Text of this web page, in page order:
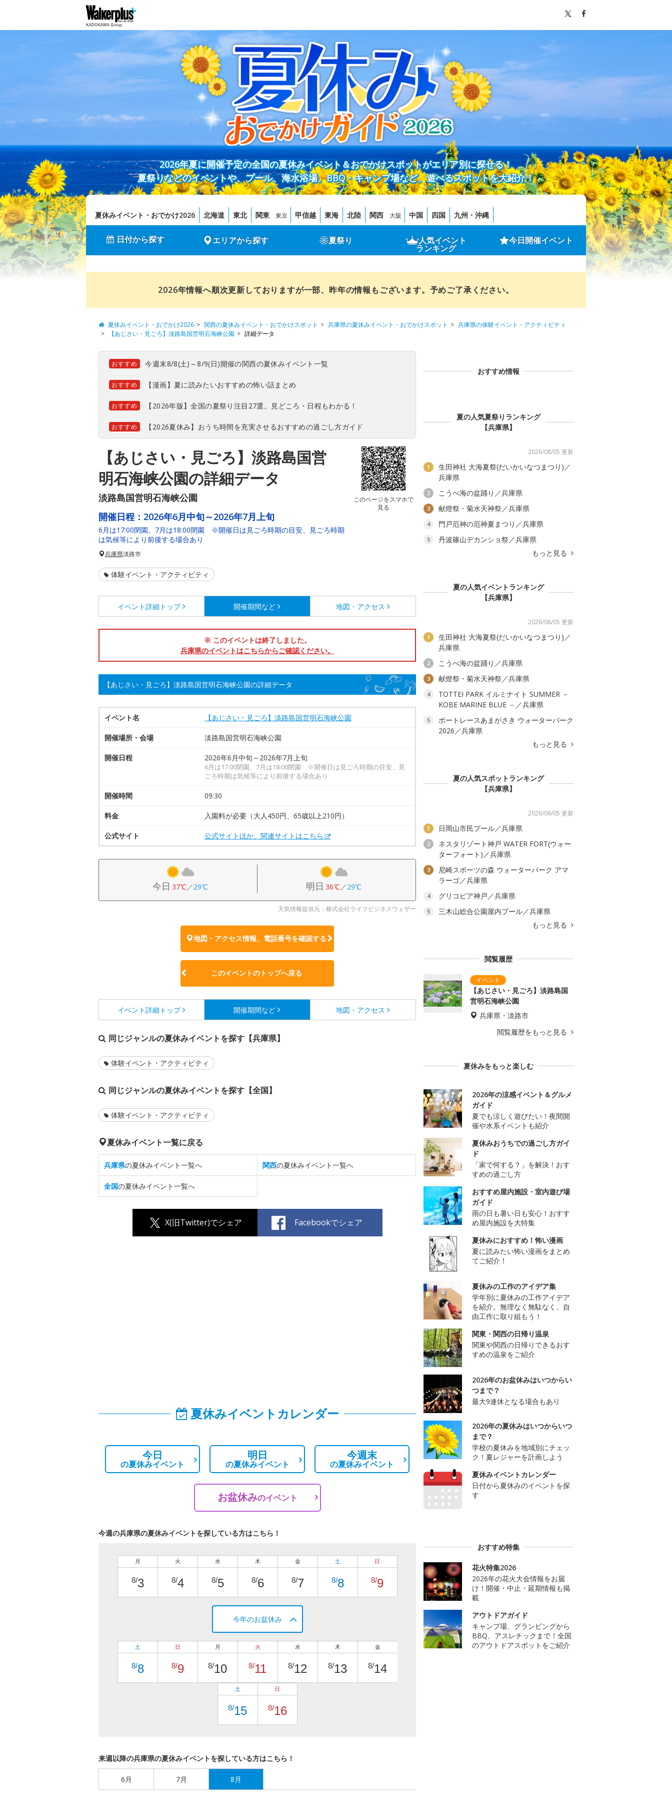
2026年夏に開催予定の全国の夏休みイベント＆おでかけスポットがエリア別に探せる！
夏祭りなどのイベントや、プール、海水浴場、BBQ・キャンプ場など、遊べるスポットを大紹介！
夏休みイベント・おでかけ2026 北海道 東北 関東 東京 甲信越 東海 北陸 関西 大阪 中国 四国 九州・沖縄
日付から探す エリアから探す 夏祭り 人気イベント
ランキング
今日開催イベント
2026年情報へ順次更新しておりますが一部、昨年の情報もございます。予めご了承ください。
夏休みイベント・おでかけ2026 関西の夏休みイベント・おでかけスポット 兵庫県の夏休みイベント・おでかけスポット
兵庫県の体験イベント・アクティビティ
【あじさい・見ごろ】淡路島国営明石海峡公園
詳細データ
おすすめ 今週末8/8(土)～8/9(日)開催の関西の夏休みイベント一覧
おすすめ 【漫画】夏に読みたいおすすめの怖い話まとめ
おすすめ 【2026年版】全国の夏祭り注目27選。見どころ・日程もわかる！
おすすめ 【2026夏休み】おうち時間を充実させるおすすめの過ごし方ガイド
【あじさい・見ごろ】淡路島国営
明石海峡公園の詳細データ
淡路島国営明石海峡公園
このページをスマホで
見る
開催日程： 2026年6月中旬～2026年7月上旬
6月は17:00閉園、7月は18:00閉園 ※開催日は見ごろ時期の目安、見ごろ時期
は気候等により前後する場合あり
兵庫県淡路市
体験イベント・アクティビティ
イベント詳細 トップ 開催期間など 地図・アクセス
※ このイベントは終了しました。
兵庫県のイベントはこちらからご確認ください。
【あじさい・見ごろ】淡路島国営明石海峡公園の詳細データ
イベント名 【あじさい・見ごろ】淡路島国営明石海峡公園
開催場所・会場 淡路島国営明石海峡公園
開催日程 2026年6月中旬～2026年7月上旬
6月は17:00閉園、7月は18:00閉園 ※開催日は見ごろ時期の目安、見
ごろ時期は気候等により前後する場合あり
開催時間 09:30
料金 入園料が必要（大人450円、65歳以上210円）
公式サイト 公式サイトほか、関連サイトはこちら
今日 37℃／29℃ 明日 36℃／29℃
天気情報提供元：株式会社ライフビジネスウェザー
地図・アクセス情報、電話番号を確認する
このイベントのトップへ戻る
イベント詳細 トップ 開催期間など 地図・アクセス
同じジャンルの夏休みイベントを探す【兵庫県】
体験イベント・アクティビティ
同じジャンルの夏休みイベントを探す【全国】
体験イベント・アクティビティ
夏休みイベント一覧に戻る
兵庫県の夏休みイベント一覧へ 関西の夏休みイベント一覧へ
全国の夏休みイベント一覧へ
X(旧Twitter)でシェア Facebookでシェア
夏休みイベントカレンダー
今日
の夏休みイベント
明日
の夏休みイベント
今週末
の夏休みイベント
お盆休みのイベント
今週の兵庫県の夏休みイベントを探している方はこちら！
月
8/3
火
8/4
水
8/5
木
8/6
金
8/7
土
8/8
日
8/9
今年のお盆休み
土
8/8
日
8/9
月
8/10
火
8/11
水
8/12
木
8/13
金
8/14
土
8/15
日
8/16
来週以降の兵庫県の夏休みイベントを探している方はこちら！
6月 7月 8月
おすすめ情報
夏の人気夏祭りランキング
【兵庫県】
2026/08/05 更新
1
生田神社 大海夏祭(だいかいなつまつり)／
兵庫県
2 こうべ海の盆踊り／兵庫県
3 献燈祭・菊水天神祭／兵庫県
4 門戸厄神の厄神夏まつり／兵庫県
5
丹波篠山デカンショ祭／兵庫県
もっと見る
夏の人気イベントランキング
【兵庫県】
2026/08/05 更新
1
生田神社 大海夏祭(だいかいなつまつり)／
兵庫県
2 こうべ海の盆踊り／兵庫県
3 献燈祭・菊水天神祭／兵庫県
4
TOTTEI PARK イルミナイト SUMMER －
KOBE MARINE BLUE －／兵庫県
5
ボートレースあまがさき ウォーターパーク
2026／兵庫県
もっと見る
夏の人気スポットランキング
【兵庫県】
2026/08/05 更新
1 日岡山市民プール／兵庫県
2
ネスタリゾート神戸 WATER FORT(ウォー
ターフォート)／兵庫県
3
尼崎スポーツの森 ウォーターパーク アマ
ラーゴ／兵庫県
4 グリコピア神戸／兵庫県
5
三木山総合公園屋内プール／兵庫県
もっと見る
閲覧履歴
【あじさい・見ごろ】淡路島国
営明石海峡公園
兵庫県・淡路市
閲覧履歴をもっと見る
夏休みをもっと楽しむ
2026年の涼感イベント＆グルメ
ガイド
夏でも涼しく遊びたい！夜間開
催や水系イベントも紹介
夏休みおうちでの過ごし方ガイ
ド
「家で何する？」を解決！おす
すめの過ごし方
おすすめ屋内施設・室内遊び場
ガイド
雨の日も暑い日も安心！おすす
め屋内施設を大特集
夏休みにおすすめ！怖い漫画
夏に読みたい怖い漫画をまとめ
てご紹介！
夏休みの工作のアイデア集
学年別に夏休みの工作アイデア
を紹介。無理なく無駄なく、自
由工作に取り組もう！
関東・関西の日帰り温泉
関東や関西の日帰りできるおす
すめの温泉をご紹介
2026年のお盆休みはいつからい
つまで？
最大9連休となる場合もあり
2026年の夏休みはいつからいつ
まで？
学校の夏休みを地域別にチェッ
ク！夏レジャーを計画しよう
夏休みイベントカレンダー
日付から夏休みのイベントを探
す
おすすめ特集
花火特集2026
2026年の花火大会情報をお届
け！開催・中止・延期情報も掲
載
アウトドアガイド
キャンプ場、グランピングから
BBQ、アスレチックまで！全国
のアウトドアスポットをご紹介